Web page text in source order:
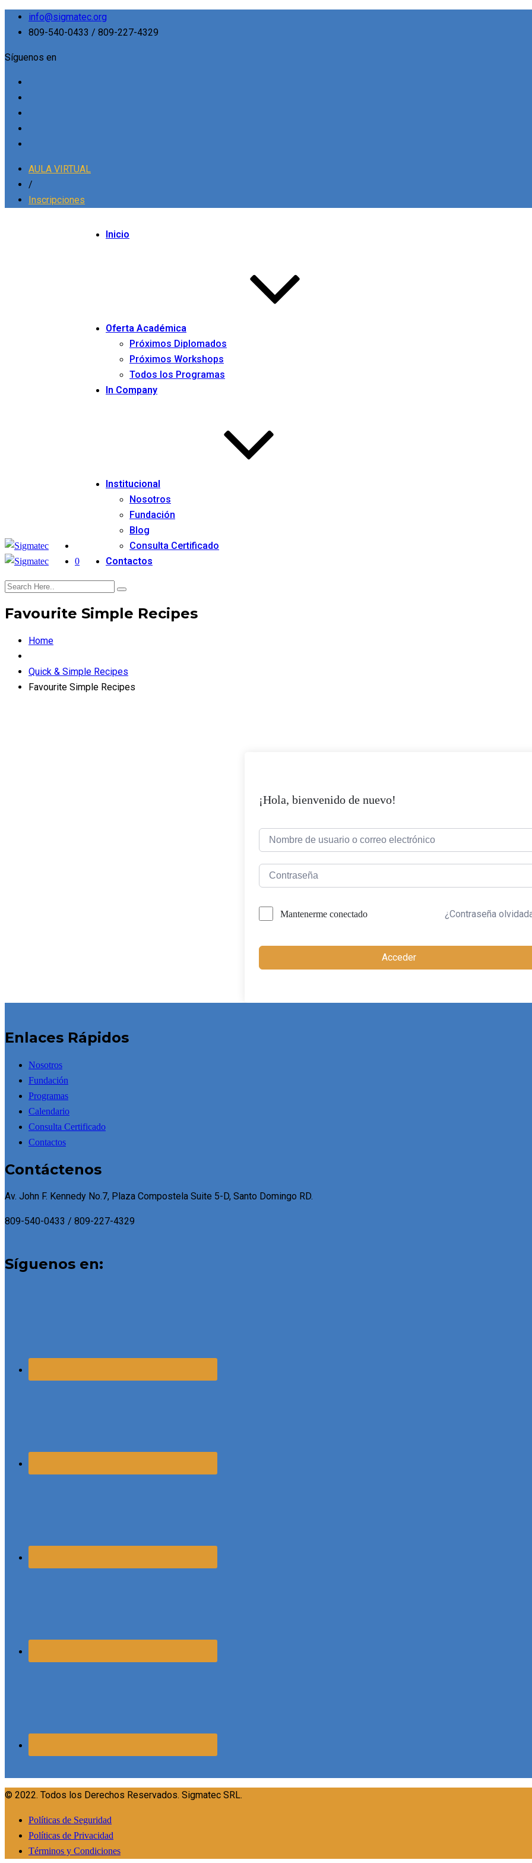
info@sigmatec.org
809-540-0433 / 809-227-4329
Síguenos en
AULA VIRTUAL
/
Inscripciones
0
Inicio
Oferta Académica
Próximos Diplomados
Próximos Workshops
Todos los Programas
In Company
Institucional
Nosotros
Fundación
Blog
Consulta Certificado
Contactos
Favourite Simple Recipes
Home
Quick & Simple Recipes
Favourite Simple Recipes
¡Hola, bienvenido de nuevo!
Mantenerme conectado ¿Contraseña
Acceder
Enlaces Rápidos
Nosotros
Fundación
Programas
Calendario
Consulta Certificado
Contactos
Contáctenos
Av. John F. Kennedy No.7, Plaza Compostela Suite 5-D, Santo Domingo RD.
809-540-0433 / 809-227-4329
Síguenos en:
© 2022. Todos los Derechos Reservados. Sigmatec SRL.
Políticas de Seguridad
Políticas de Privacidad
Términos y Condiciones